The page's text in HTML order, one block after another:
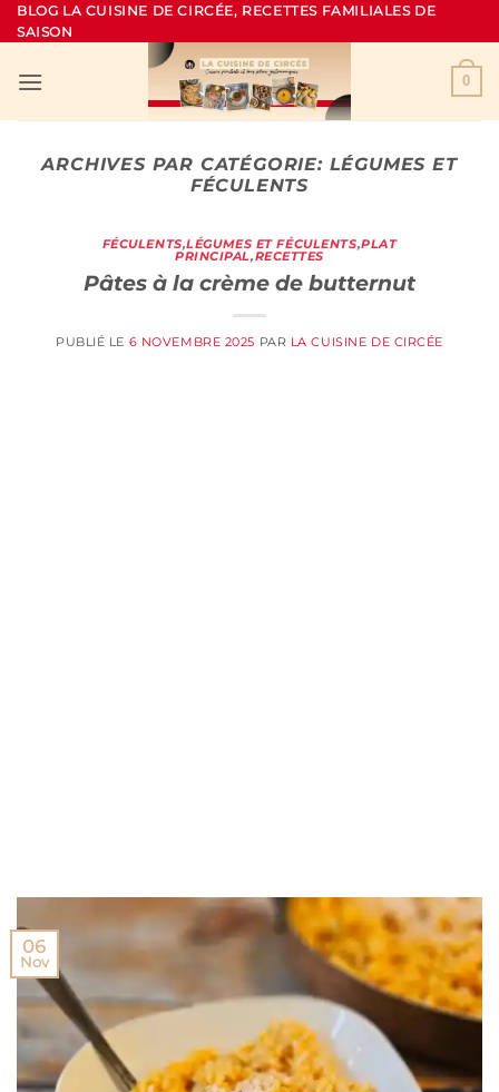
Passer
au
BLOG LA CUISINE DE CIRCÉE, RECETTES FAMILIALES DE
SAISON
0
ARCHIVES PAR CATÉGORIE: LÉGUMES ET
FÉCULENTS
FÉCULENTS,LÉGUMES ET FÉCULENTS,PLAT
PRINCIPAL,RECETTES
Pâtes à la crème de butternut
PUBLIÉ LE 6 NOVEMBRE 2025 PAR LA CUISINE DE CIRCÉE
06
Nov